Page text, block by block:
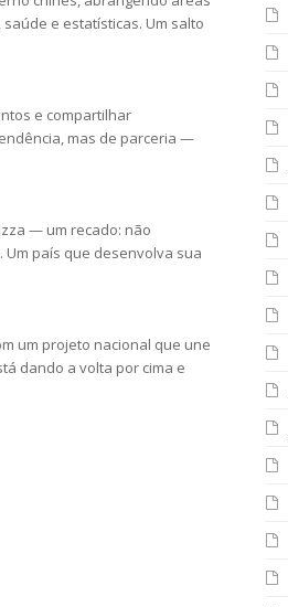
e estatísticas. Um salto
e compartilhar
mas de parceria —
— um recado: não
país que desenvolva sua
um projeto nacional que une
dando a volta por cima e